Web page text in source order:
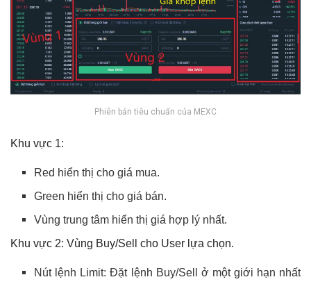
Phiên bản tiêu chuẩn của MEXC
Khu vực 1:
Red hiển thị cho giá mua.
Green hiển thị cho giá bán.
Vùng trung tâm hiển thị giá hợp lý nhất.
Khu vực 2: Vùng Buy/Sell cho User lựa chọn.
Nút lệnh Limit: Đặt lệnh Buy/Sell ở một giới hạn nhất